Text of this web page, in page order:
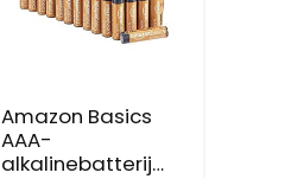
Amazon Basics
AAA-
alkalinebatterije